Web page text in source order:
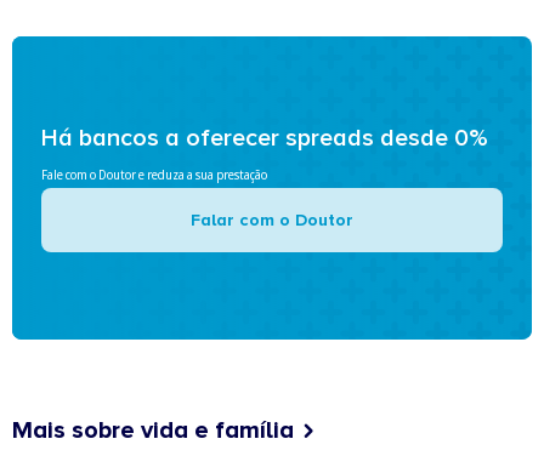
Há bancos a oferecer spreads desde 0%
Fale com o Doutor e reduza a sua prestação
Falar com o Doutor
Mais sobre vida e família